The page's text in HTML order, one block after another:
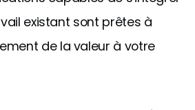
existant sont prêtes à
de la valeur à votre